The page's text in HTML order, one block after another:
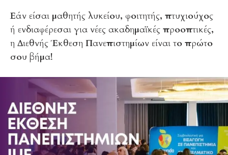
Εάν είσαι μαθητής λυκείου, φοιτητής, πτυχιούχος
ή ενδιαφέρεσαι για νέες ακαδημαϊκές προοπτικές,
η Διεθνής Έκθεση Πανεπιστημίων είναι το πρώτο
σου βήμα!